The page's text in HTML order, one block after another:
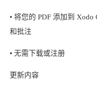
• 将您的 PDF 添加到
和批注
• 无需下载或注册
更新内容